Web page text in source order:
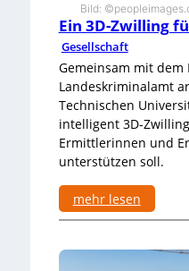
i
s
s
t
r
a
u
e
g
e
e
ü
Bild:
Ein 3D-Zwilling
Gesellschaft
Gemeinsam mit dem
Landeskriminalamt
Technischen
intelligent 3D-
Ermittlerinnen und
unterstützen soll.
mehr lesen
:
i